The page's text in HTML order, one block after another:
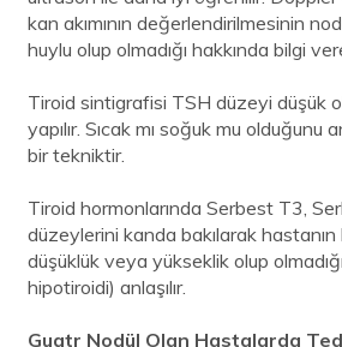
kan akımının değerlendirilmesinin
huylu olup olmadığı hakkında bilgi
Tiroid sintigrafisi TSH düzeyi düşük
yapılır. Sıcak mı soğuk mu
bir tekniktir.
Tiroid hormonlarında Serbest T3,
düzeylerini kanda bakılarak hastanın
düşüklük veya yükseklik olup
hipotiroidi) anlaşılır.
Guatr Nodül Olan Hastalarda